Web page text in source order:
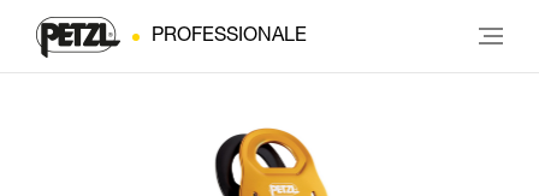
PROFESSIONALE